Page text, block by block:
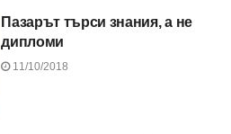
Пазарът търси знания, а не
дипломи
11/10/2018